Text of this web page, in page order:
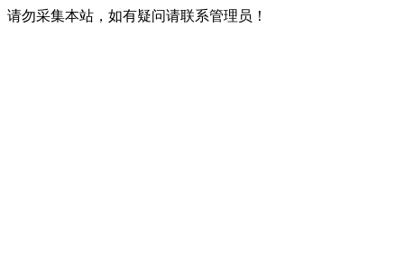
请勿采集本站，如有疑问请联系管理员！